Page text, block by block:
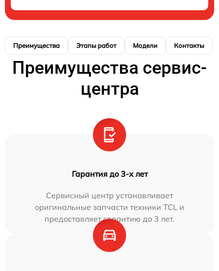
Преимущества Этапы работ Модели Контакты
Преимущества сервис-
центра
Гарантия до 3-х лет
Сервисный центр устанавливает
оригинальные запчасти техники TCL и
предоставляет гарантию до 3 лет.